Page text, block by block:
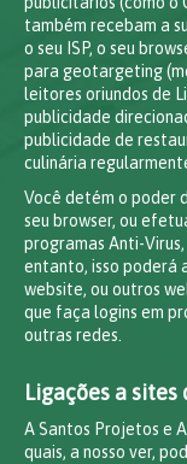
também recebam a
o seu ISP, o seu
para geotargeting
leitores oriundos de
publicidade
publicidade de
culinária
Você detém o poder
seu browser, ou
programas Anti-
entanto, isso poderá
website, ou outros
que faça logins em
outras redes.
Ligações a
A Santos Projetos e
quais, a nosso ver,